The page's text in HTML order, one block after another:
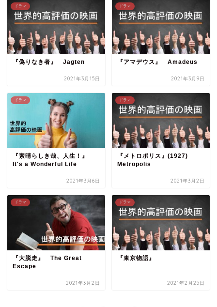
ドラマ
『偽りなき者』 Jagten
2021年3月15日
ドラマ
『アマデウス』 Amadeus
2021年3月9日
ドラマ
『素晴らしき哉、人生！』
It's a Wonderful Life
2021年3月6日
ドラマ
『メトロポリス』(1927)
Metropolis
2021年3月2日
ドラマ
『大脱走』 The Great
Escape
2021年3月2日
ドラマ
『東京物語』
2021年2月25日